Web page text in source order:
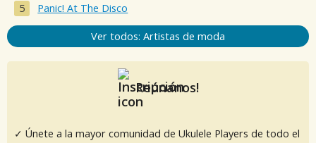
Panic! At The Disco
Ver todos: Artistas de moda
Reúnanos!
✓ Únete a la mayor comunidad de Ukulele Players de todo el